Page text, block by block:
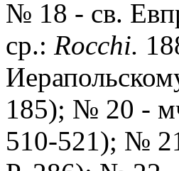
№ 18 - св.
ср.: Rocchi.
185); № 20 -
510-521); №